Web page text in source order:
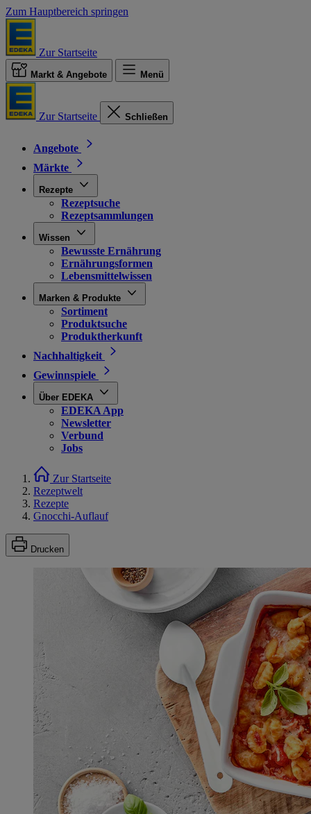
Zum Hauptbereich springen
Zur Startseite
Markt & Angebote Menü
Zur Startseite Schließen
Angebote
Märkte
Rezepte
Rezeptsuche
Rezeptsammlungen
Wissen
Bewusste Ernährung
Ernährungsformen
Lebensmittelwissen
Marken & Produkte
Sortiment
Produktsuche
Produktherkunft
Nachhaltigkeit
Gewinnspiele
Über EDEKA
EDEKA App
Newsletter
Verbund
Jobs
Zur Startseite
Rezeptwelt
Rezepte
Gnocchi-Auflauf
Drucken